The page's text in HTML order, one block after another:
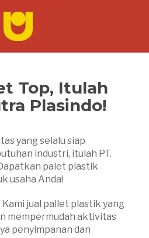
Top, Itulah
Plasindo!
yang selalu siap
industri, itulah PT.
palet plastik
usaha Anda!
jual pallet plastik yang
mempermudah aktivitas
penyimpanan dan